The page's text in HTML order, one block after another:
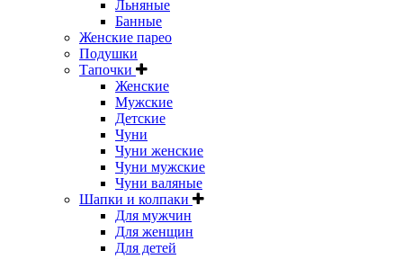
Льняные
Банные
Женские парео
Подушки
Тапочки
Женские
Мужские
Детские
Чуни
Чуни женские
Чуни мужские
Чуни валяные
Шапки и колпаки
Для мужчин
Для женщин
Для детей